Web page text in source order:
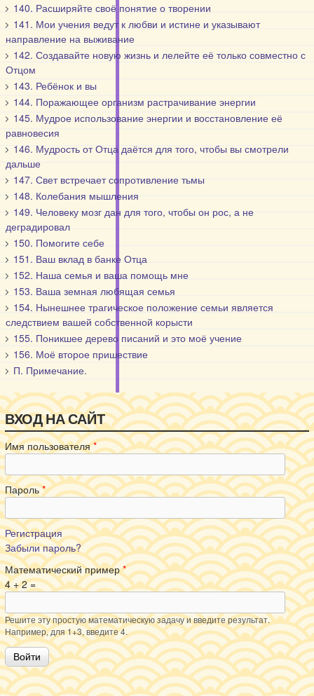
140. Расширяйте своё понятие о творении
141. Мои учения ведут к любви и истине и указывают
направление на выживание
142. Создавайте новую жизнь и лелейте её только совместно с
Отцом
143. Ребёнок и вы
144. Поражающее организм растрачивание энергии
145. Мудрое использование энергии и восстановление её
равновесия
146. Мудрость от Отца даётся для того, чтобы вы смотрели
дальше
147. Свет встречает сопротивление тьмы
148. Колебания мышления
149. Человеку мозг дан для того, чтобы он рос, а не
деградировал
150. Помогите себе
151. Ваш вклад в банке Отца
152. Наша семья и ваша помощь мне
153. Ваша земная любящая семья
154. Нынешнее трагическое положение семьи является
следствием вашей собственной корысти
155. Поникшее дерево писаний и это моё учение
156. Моё второе пришествие
П. Примечание.
ВХОД НА САЙТ
Имя пользователя*
Пароль*
Регистрация
Забыли пароль?
Математический пример*
4 + 2 =
Решите эту простую математическую задачу и введите результат.
Например, для 1+3, введите 4.